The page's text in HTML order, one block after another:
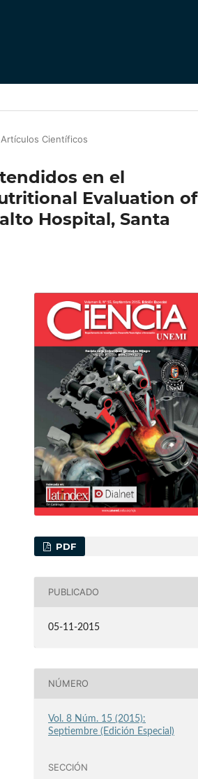
Artículos Científicos
en el
Evaluation of
Hospital, Santa
PDF
PUBLICADO
05-11-2015
NÚMERO
Vol. 8 Núm. 15 (2015):
Septiembre (Edición Especial)
SECCIÓN